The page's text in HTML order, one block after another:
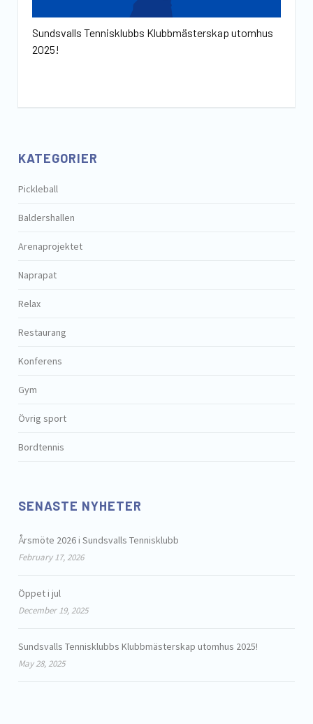
Sundsvalls Tennisklubbs Klubbmästerskap utomhus
2025!
KATEGORIER
Pickleball
Baldershallen
Arenaprojektet
Naprapat
Relax
Restaurang
Konferens
Gym
Övrig sport
Bordtennis
SENASTE NYHETER
Årsmöte 2026 i Sundsvalls Tennisklubb
February 17, 2026
Öppet i jul
December 19, 2025
Sundsvalls Tennisklubbs Klubbmästerskap utomhus 2025!
May 28, 2025